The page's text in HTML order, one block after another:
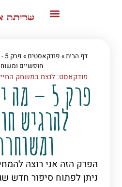
דף הבית» פודקאסטים »
חופשיים
פודקאסט: לנצח במשחק
פרק 5
להרגיש
הפרק הזה אני רוצה
ניתן לפתוח סיפור חדש